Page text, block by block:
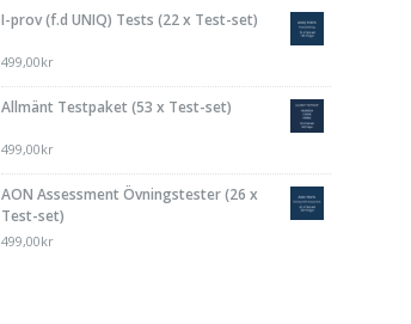
I-prov (f.d UNIQ) Tests (22 x Test-set)
499,00kr
Allmänt Testpaket (53 x Test-set)
499,00kr
AON Assessment Övningstester (26 x
Test-set)
499,00kr